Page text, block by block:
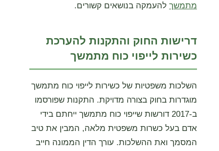
מתמשךלהעמקה בנושאים קשורים.
דרישות החוק והתקנות להערכת
כשירות לייפוי כוח מתמשך
השלכות משפטיות של כשירות לייפוי כוח מתמשך
מוגדרות בחוק בצורה מדויקת. התקנות שפורסמו
ב-2017 דורשות שייפוי כוח מתמשך ייחתם בידי
אדם בעל כשרות משפטית מלאה, המבין את טיב
המסמך ואת ההשלכות. עורך הדין הממונה חייב